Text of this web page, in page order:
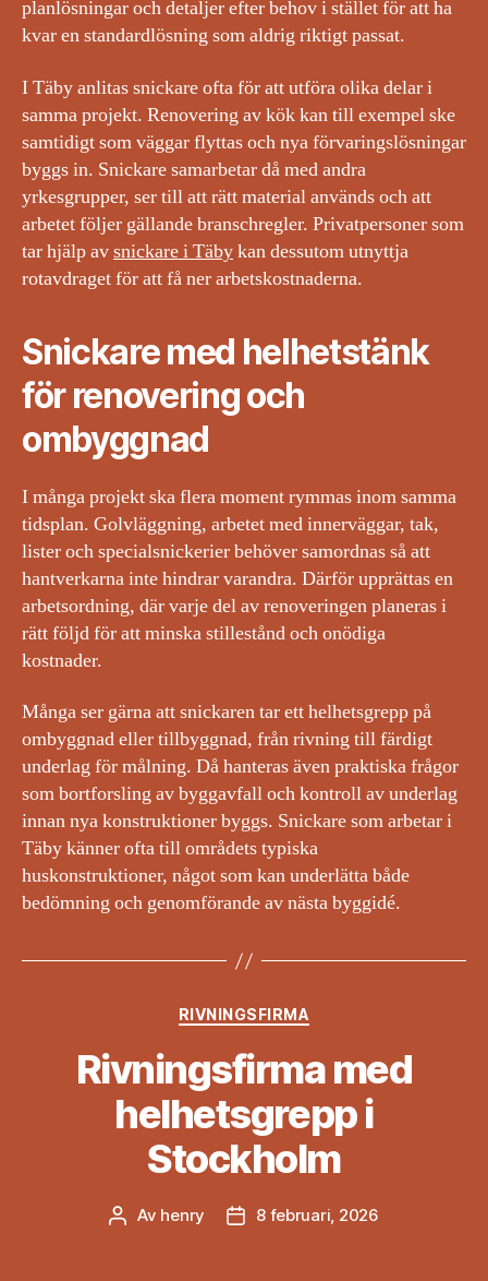
planlösningar och detaljer efter behov i stället för att ha
kvar en standardlösning som aldrig riktigt passat.
I Täby anlitas snickare ofta för att utföra olika delar i
samma projekt. Renovering av kök kan till exempel ske
samtidigt som väggar flyttas och nya förvaringslösningar
byggs in. Snickare samarbetar då med andra
yrkesgrupper, ser till att rätt material används och att
arbetet följer gällande branschregler. Privatpersoner som
tar hjälp avsnickare i Täbykan dessutom utnyttja
rotavdraget för att få ner arbetskostnaderna.
Snickare med helhetstänk
för renovering och
ombyggnad
I många projekt ska flera moment rymmas inom samma
tidsplan. Golvläggning, arbetet med innerväggar, tak,
lister och specialsnickerier behöver samordnas så att
hantverkarna inte hindrar varandra. Därför upprättas en
arbetsordning, där varje del av renoveringen planeras i
rätt följd för att minska stillestånd och onödiga
kostnader.
Många ser gärna att snickaren tar ett helhetsgrepp på
ombyggnad eller tillbyggnad, från rivning till färdigt
underlag för målning. Då hanteras även praktiska frågor
som bortforsling av byggavfall och kontroll av underlag
innan nya konstruktioner byggs. Snickare som arbetar i
Täby känner ofta till områdets typiska
huskonstruktioner, något som kan underlätta både
bedömning och genomförande av nästa byggidé.
Kategorier
RIVNINGSFIRMA
Rivningsfirma med
helhetsgrepp i
Stockholm
Inläggsförfattare
Av henry Inläggsdatum
8 februari, 2026